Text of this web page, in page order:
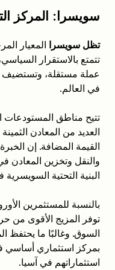
سويسرا: المركز
تظل سويسرا المعيار
تتمتع بالاستقرار
عملة مستقلة، وتستضيف
في العالم.
تتيح مناطق المستودعات
العديد من المعادن
القيمة المضافة. إن
والنقل وتخزين المعادن
البنية التحتية
بالنسبة للمستثمرين
توفر المزيج الأقوى من
السوق. وغالبًا ما يحتفظ
بمركز استثماري أساسي
استثماراتهم في آسيا.